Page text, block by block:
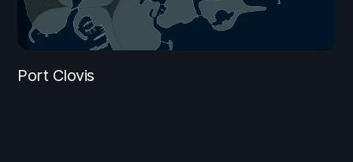
Port Clovis